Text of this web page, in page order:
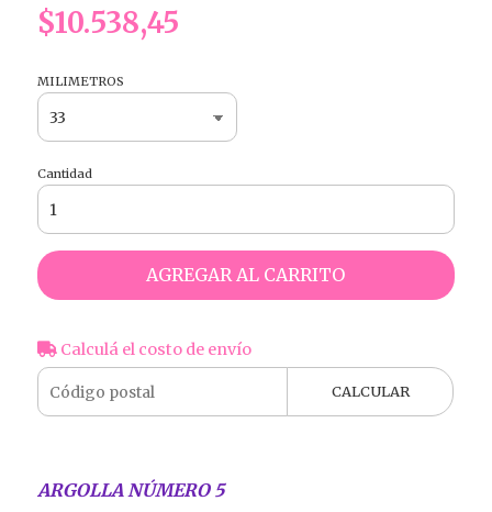
$10.538,45
MILIMETROS
Cantidad
AGREGAR AL CARRITO
Calculá el costo de envío
CALCULAR
ARGOLLA NÚMERO 5